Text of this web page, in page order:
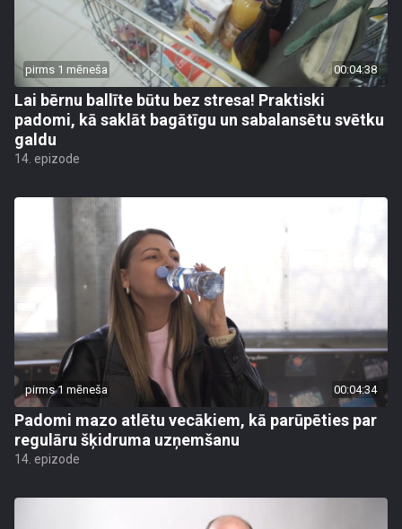
pirms 1 mēneša 00:04:38
Lai bērnu ballīte būtu bez stresa! Praktiski
padomi, kā saklāt bagātīgu un sabalansētu svētku
galdu
14. epizode
pirms 1 mēneša 00:04:34
Padomi mazo atlētu vecākiem, kā parūpēties par
regulāru šķidruma uzņemšanu
14. epizode